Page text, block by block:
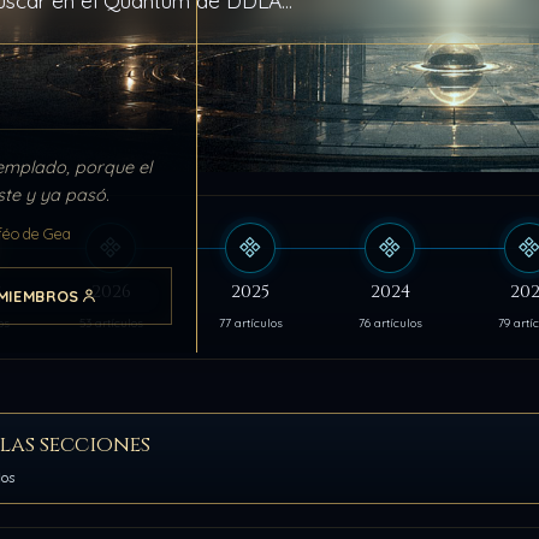
porque el
y ya pasó.
de Gea
2026
53 artículos
2025
77 artículos
2024
76 artículos 79
secciones